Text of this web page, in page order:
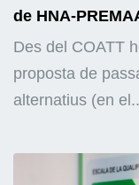
de HNA-
Des del COATT
proposta de
alternatius (en